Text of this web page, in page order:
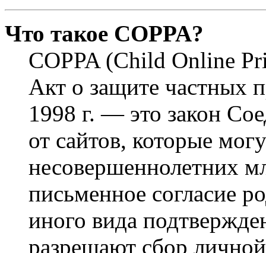
Что такое COPPA?
COPPA (Child Online
Акт о защите частных
1998 г. — это закон
от сайтов, которые
несовершеннолетних
письменное согласие
иного вида
разрешают сбор